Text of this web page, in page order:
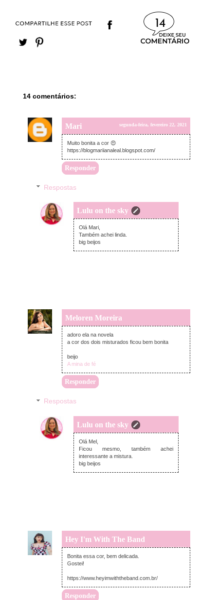
14
14 comentários:
Mari segunda-feira, fevereiro 22, 2021
Muito bonita a cor 😍
https://blogmariianaleal.blogspot.com/
Responder
Respostas
Lulu on the sky
terça-feira, fevereiro 23, 2021
Olá Mari,
Também achei linda.
big beijos
Meloren Moreira
segunda-feira, fevereiro 22, 2021
adoro ela na novela
a cor dos dois misturados ficou bem bonita
beijo
A mina de fé
Responder
Respostas
Lulu on the sky
terça-feira, fevereiro 23, 2021
Olá Mel,
Ficou mesmo, também achei
interessante a mistura.
big beijos
Hey I'm With The Band
segunda-feira, fevereiro 22, 2021
Bonita essa cor, bem delicada.
Gostei!
https://www.heyimwiththeband.com.br/
Responder